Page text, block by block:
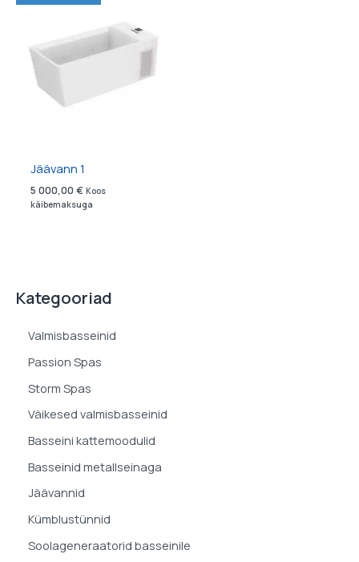
Kategooriad
Valmisbasseinid
Passion Spas
Storm Spas
Väikesed valmisbasseinid
Basseini kattemoodulid
Basseinid metallseinaga
Jäävannid
Kümblustünnid
Soolageneraatorid basseinile
Jäävann 1
5 000,00 € Koos
käibemaksuga